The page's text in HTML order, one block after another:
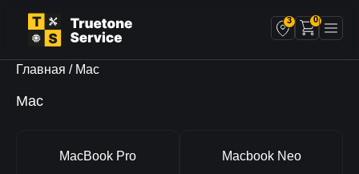
3 0
Главная / Mac
Mac
MacBook Pro Macbook Neo